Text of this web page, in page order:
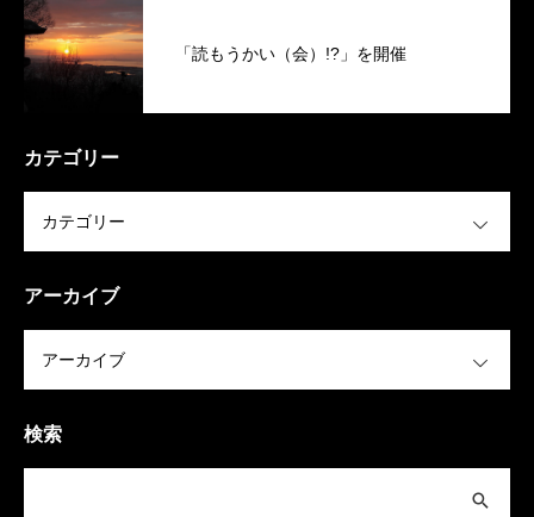
「読もうかい（会）!?」を開催
カテゴリー
アーカイブ
検索